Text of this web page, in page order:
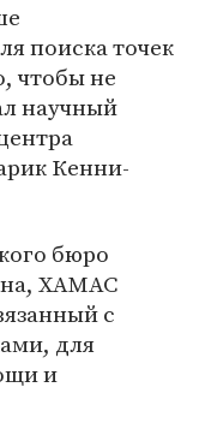
поиска точек
чтобы не
научный
Кенни-
бюро
ХАМАС
с
для
и